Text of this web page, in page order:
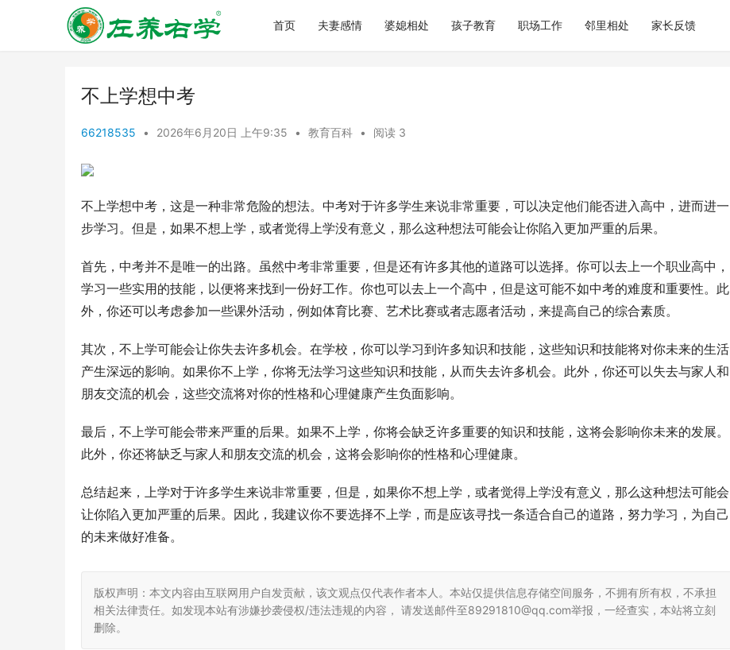
首页 夫妻感情 婆媳相处 孩子教育 职场工作 邻里相处 家长反馈
不上学想中考
66218535 • 2026年6月20日 上午9:35 • 教育百科 • 阅读 3
不上学想中考，这是一种非常危险的想法。中考对于许多学生来说非常重要，可以决定他们能否进入高中，进而进一
步学习。但是，如果不想上学，或者觉得上学没有意义，那么这种想法可能会让你陷入更加严重的后果。
首先，中考并不是唯一的出路。虽然中考非常重要，但是还有许多其他的道路可以选择。你可以去上一个职业高中，
学习一些实用的技能，以便将来找到一份好工作。你也可以去上一个高中，但是这可能不如中考的难度和重要性。此
外，你还可以考虑参加一些课外活动，例如体育比赛、艺术比赛或者志愿者活动，来提高自己的综合素质。
其次，不上学可能会让你失去许多机会。在学校，你可以学习到许多知识和技能，这些知识和技能将对你未来的生活
产生深远的影响。如果你不上学，你将无法学习这些知识和技能，从而失去许多机会。此外，你还可以失去与家人和
朋友交流的机会，这些交流将对你的性格和心理健康产生负面影响。
最后，不上学可能会带来严重的后果。如果不上学，你将会缺乏许多重要的知识和技能，这将会影响你未来的发展。
此外，你还将缺乏与家人和朋友交流的机会，这将会影响你的性格和心理健康。
总结起来，上学对于许多学生来说非常重要，但是，如果你不想上学，或者觉得上学没有意义，那么这种想法可能会
让你陷入更加严重的后果。因此，我建议你不要选择不上学，而是应该寻找一条适合自己的道路，努力学习，为自己
的未来做好准备。
版权声明：本文内容由互联网用户自发贡献，该文观点仅代表作者本人。本站仅提供信息存储空间服务，不拥有所有权，不承担
相关法律责任。如发现本站有涉嫌抄袭侵权/违法违规的内容， 请发送邮件至89291810@qq.com举报，一经查实，本站将立刻
删除。